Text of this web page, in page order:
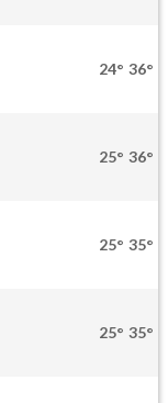
24° 36°
25° 36°
25° 35°
25° 35°